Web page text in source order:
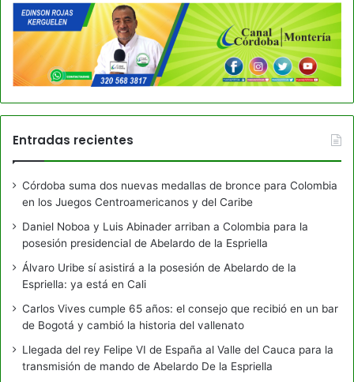
Entradas recientes
Córdoba suma dos nuevas medallas de bronce para Colombia
en los Juegos Centroamericanos y del Caribe
Daniel Noboa y Luis Abinader arriban a Colombia para la
posesión presidencial de Abelardo de la Espriella
Álvaro Uribe sí asistirá a la posesión de Abelardo de la
Espriella: ya está en Cali
Carlos Vives cumple 65 años: el consejo que recibió en un bar
de Bogotá y cambió la historia del vallenato
Llegada del rey Felipe VI de España al Valle del Cauca para la
transmisión de mando de Abelardo De la Espriella